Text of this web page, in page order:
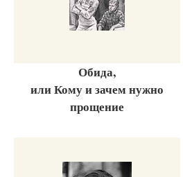
Обида,
или Кому и зачем нужно
прощение